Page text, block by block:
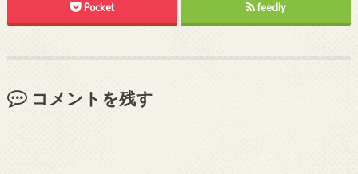
Pocket feedly
コメントを残す